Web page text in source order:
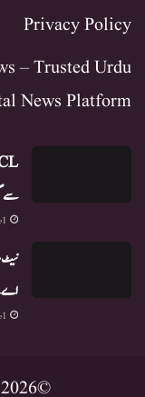
Privacy Policy
– Trusted Urdu
News Platform
سے
1 دن پہلے
اے
1 دن پہلے
© 2026, جملہ حقوق محفوظ ہیں۔ |